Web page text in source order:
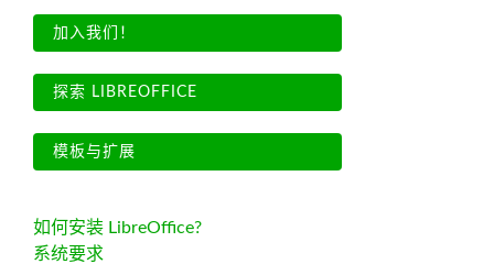
加入我们！
探索 LIBREOFFICE
模板与扩展
如何安装 LibreOffice?
系统要求